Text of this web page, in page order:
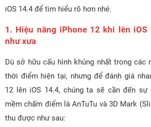
iOS 14.4 để tìm hiểu rõ hơn nhé.
1. Hiệu năng iPhone 12 khi lên iOS
như xưa
Dù sở hữu cấu hình khủng nhất trong các
thời điểm hiện tại, nhưng để đánh giá
12 lên iOS 14.4, chúng ta sẽ cần đến
mềm chấm điểm là AnTuTu và 3D Mark
thu được như sau: